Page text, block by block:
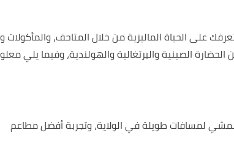
على الحياة الماليزية من خلال المتاحف، والمأكولات
الصينية والبرتغالية والهولندية، وفيما يلي
لمسافات طويلة في الولاية، وتجربة أفضل مطاعم